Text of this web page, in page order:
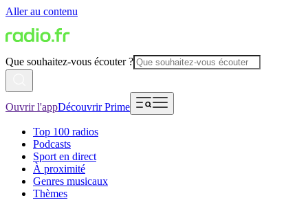
Aller au contenu
Que souhaitez-vous écouter ?
Ouvrir l'appDécouvrir Prime
Top 100 radios
Podcasts
Sport en direct
À proximité
Genres musicaux
Thèmes